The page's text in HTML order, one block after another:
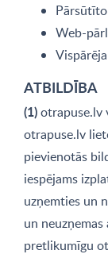
Web-
ATBILDĪBA
(1)otrapuse.lv
otrapuse.lv
pievienotās
iespējams
uzņemties un
un
pretlikumīgu